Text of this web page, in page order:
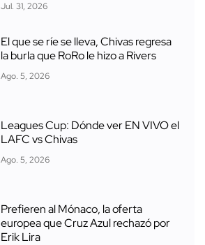
Jul. 31, 2026
El que se ríe se lleva, Chivas regresa
la burla que RoRo le hizo a Rivers
Ago. 5, 2026
Leagues Cup: Dónde ver EN VIVO el
LAFC vs Chivas
Ago. 5, 2026
Prefieren al Mónaco, la oferta
europea que Cruz Azul rechazó por
Erik Lira